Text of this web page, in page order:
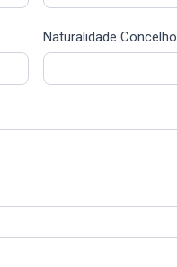
Naturalidade Concelho